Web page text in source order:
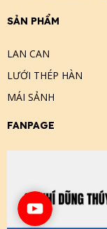
SẢN PHẨM
LAN CAN
LƯỚI THÉP HÀN
MÁI SẢNH
FANPAGE